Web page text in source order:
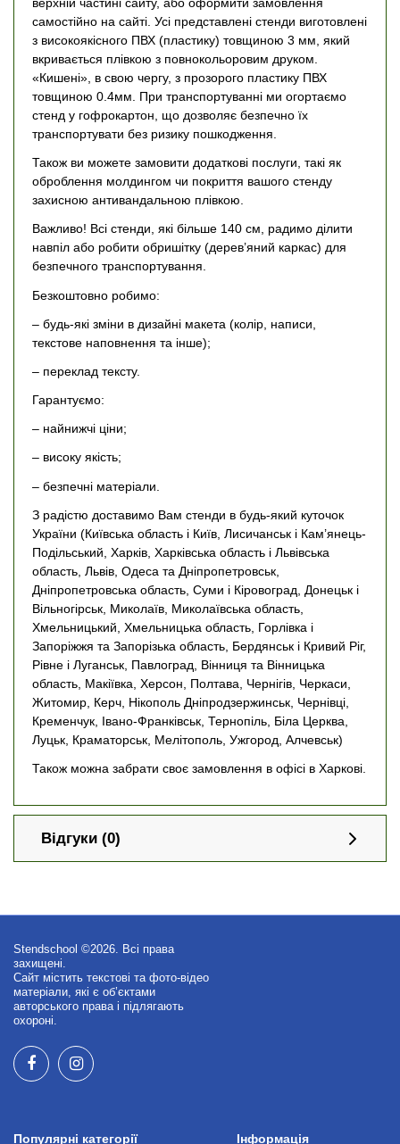
самостійно на сайті. Усі представлені стенди виготовлені
з високоякісного ПВХ (пластику) товщиною 3 мм, який
вкривається плівкою з повнокольоровим друком.
«Кишені», в свою чергу, з прозорого пластику ПВХ
товщиною 0.4мм. При транспортуванні ми огортаємо
стенд у гофрокартон, що дозволяє безпечно їх
транспортувати без ризику пошкодження.
Також ви можете замовити додаткові послуги, такі як
оброблення молдингом чи покриття вашого стенду
захисною антивандальною плівкою.
Важливо! Всі стенди, які більше 140 см, радимо ділити
навпіл або робити обришітку (дерев’яний каркас) для
безпечного транспортування.
Безкоштовно робимо:
– будь-які зміни в дизайні макета (колір, написи,
текстове наповнення та інше);
– переклад тексту.
Гарантуємо:
– найнижчі ціни;
– високу якість;
– безпечні матеріали.
З радістю доставимо Вам стенди в будь-який куточок
України (Київська область і Київ, Лисичанськ і Кам’янець-
Подільський, Харків, Харківська область і Львівська
область, Львів, Одеса та Дніпропетровськ,
Дніпропетровська область, Суми і Кіровоград, Донецьк і
Вільногірськ, Миколаїв, Миколаївська область,
Хмельницький, Хмельницька область, Горлівка і
Запоріжжя та Запорізька область, Бердянськ і Кривий Ріг,
Рівне і Луганськ, Павлоград, Вінниця та Вінницька
область, Макіївка, Херсон, Полтава, Чернігів, Черкаси,
Житомир, Керч, Нікополь Дніпродзержинськ, Чернівці,
Кременчук, Івано-Франківськ, Тернопіль, Біла Церква,
Луцьк, Краматорськ, Мелітополь, Ужгород, Алчевськ)
Також можна забрати своє замовлення в офісі в Харкові.
Відгуки (0)
Stendschool ©2026. Всі права
захищені.
Сайт містить текстові та фото-відео
матеріали, які є об’єктами
авторського права і підлягають
охороні.
Популярні категорії Інформація